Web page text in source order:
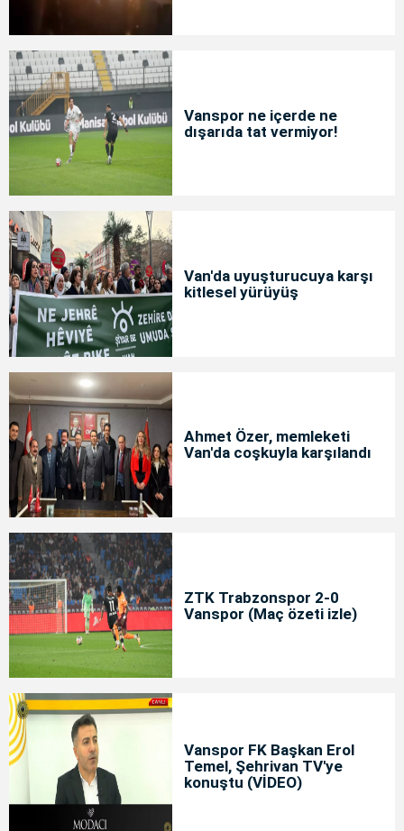
Vanspor ne içerde ne
dışarıda tat vermiyor!
Van'da uyuşturucuya karşı
kitlesel yürüyüş
Ahmet Özer, memleketi
Van'da coşkuyla karşılandı
ZTK Trabzonspor 2-0
Vanspor (Maç özeti izle)
Vanspor FK Başkan Erol
Temel, Şehrivan TV'ye
konuştu (VİDEO)